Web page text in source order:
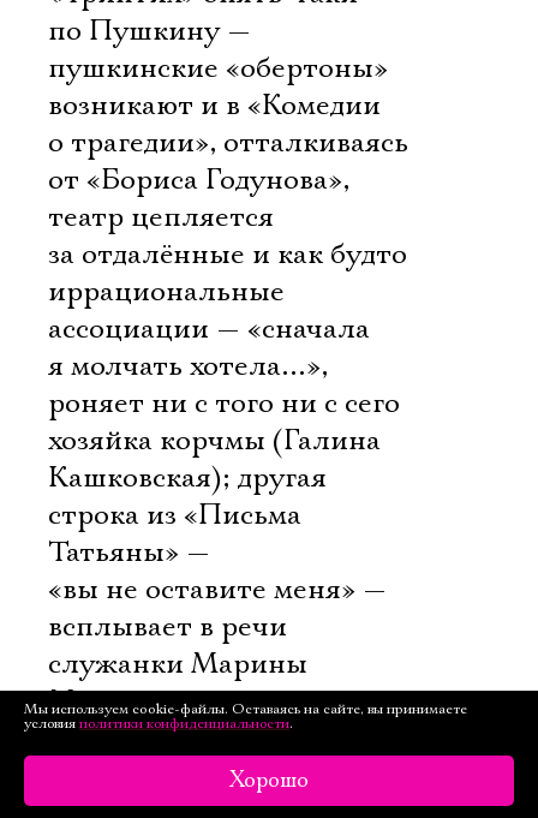
по Пушкину —
пушкинские «обертоны»
возникают и в «Комедии
о трагедии», отталкиваясь
от «Бориса Годунова»,
театр цепляется
за отдалённые и как будто
иррациональные
ассоциации — «сначала
я молчать хотела…»,
роняет ни с того ни с сего
хозяйка корчмы (Галина
Кашковская); другая
строка из «Письма
Татьяны» —
«вы не оставите меня» —
всплывает в речи
служанки Марины
Мнишек… последняя
реплика, правда, есть
и у Пушкина —
Мы используем cookie-файлы. Оставаясь на сайте, вы принимаете
условия политики конфиденциальности.
Хорошо